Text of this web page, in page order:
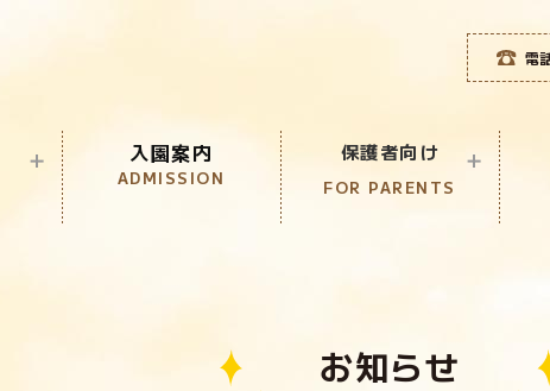
電
入園案内
ADMISSION
保護者向け
FOR PARENTS
KOSODATE
お知らせ